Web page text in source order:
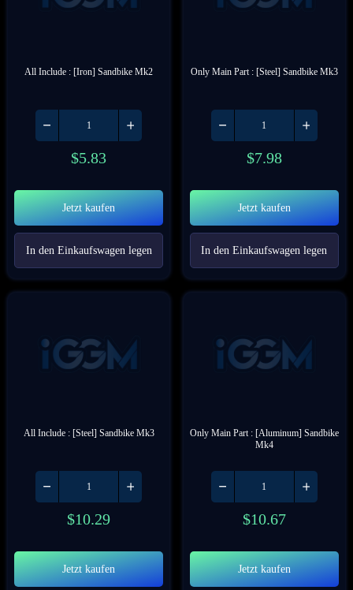
All Include : [Iron] Sandbike Mk2
$5.83
Jetzt kaufen
In den Einkaufswagen legen
Only Main Part : [Steel] Sandbike Mk3
$7.98
Jetzt kaufen
In den Einkaufswagen legen
All Include : [Steel] Sandbike Mk3
$10.29
Jetzt kaufen
Only Main Part : [Aluminum] Sandbike
Mk4
$10.67
Jetzt kaufen